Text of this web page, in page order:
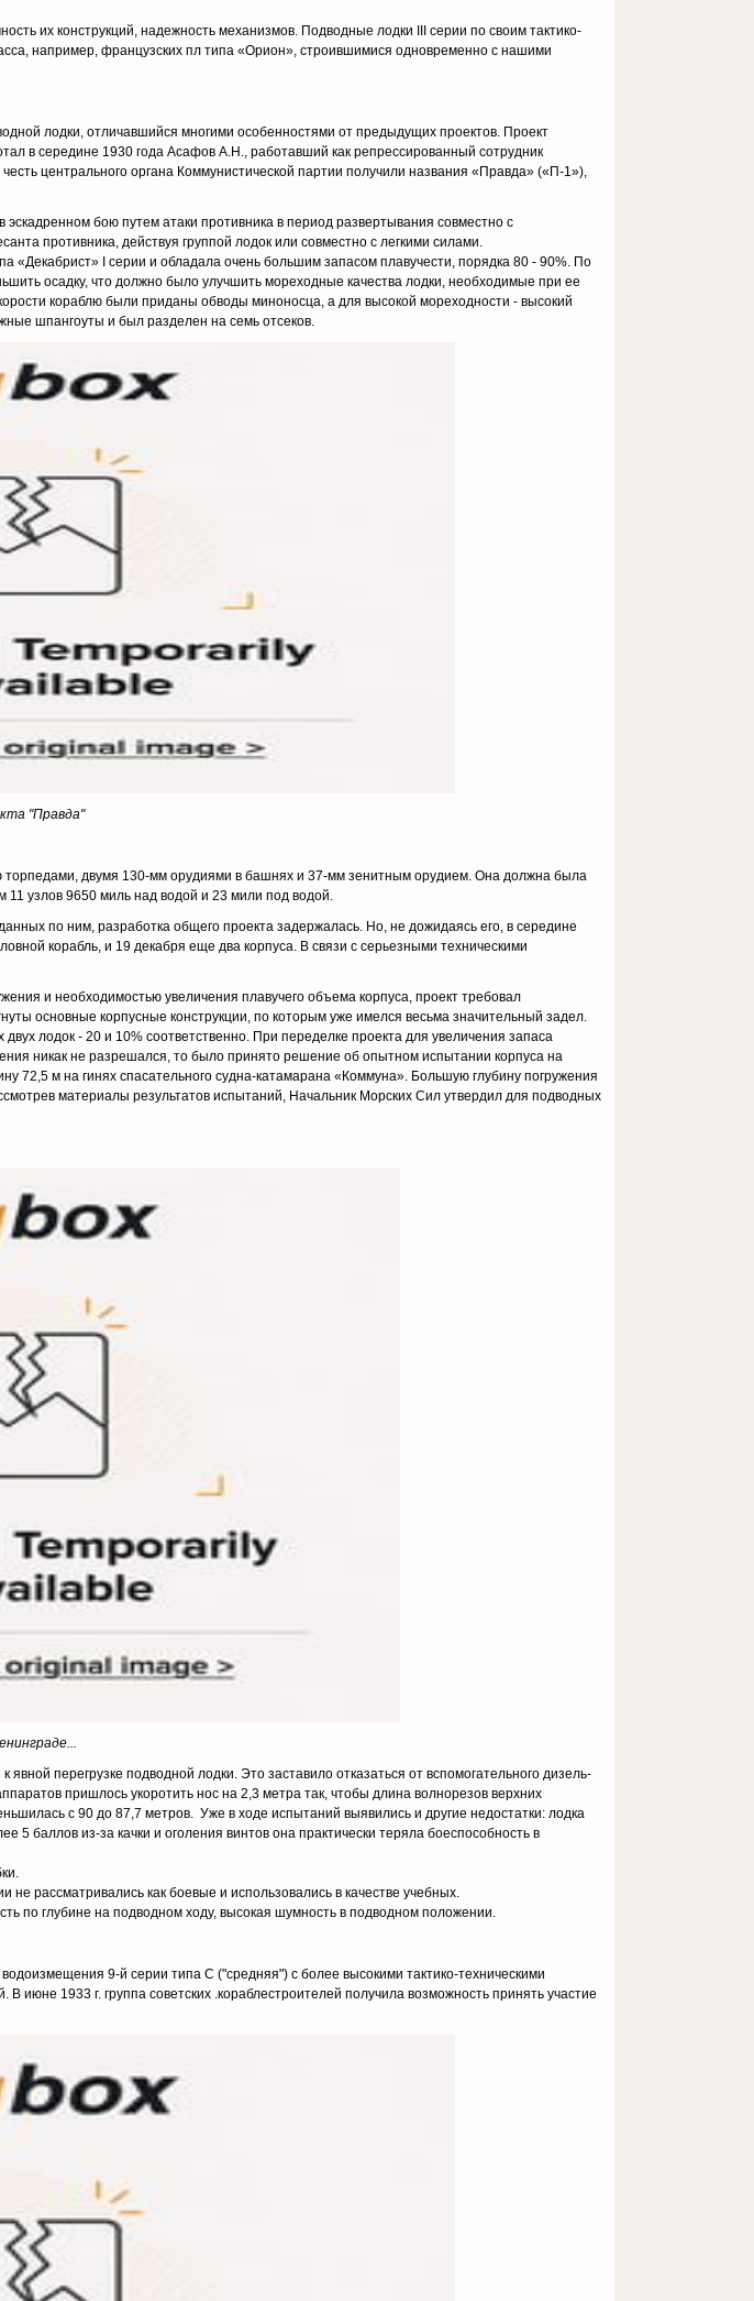
их конструкций, надежность механизмов. Подводные лодки III серии по своим тактико-
например, французских пл типа «Орион», строившимися одновременно с нашими
лодки, отличавшийся многими особенностями от предыдущих проектов. Проект
в середине 1930 года Асафов А.Н., работавший как репрессированный сотрудник
центрального органа Коммунистической партии получили названия «Правда» («П-1»),
бою путем атаки противника в период развертывания совместно с
противника, действуя группой лодок или совместно с легкими силами.
I серии и обладала очень большим запасом плавучести, порядка 80 - 90%. По
осадку, что должно было улучшить мореходные качества лодки, необходимые при ее
кораблю были приданы обводы миноносца, а для высокой мореходности - высокий
шпангоуты и был разделен на семь отсеков.
"Правда"
двумя 130-мм орудиями в башнях и 37-мм зенитным орудием. Она должна была
11 узлов 9650 миль над водой и 23 мили под водой.
по ним, разработка общего проекта задержалась. Но, не дожидаясь его, в середине
корабль, и 19 декабря еще два корпуса. В связи с серьезными техническими
и необходимостью увеличения плавучего объема корпуса, проект требовал
основные корпусные конструкции, по которым уже имелся весьма значительный задел.
лодок - 20 и 10% соответственно. При переделке проекта для увеличения запаса
никак не разрешался, то было принято решение об опытном испытании корпуса на
72,5 м на гинях спасательного судна-катамарана «Коммуна». Большую глубину погружения
материалы результатов испытаний, Начальник Морских Сил утвердил для подводных
перегрузке подводной лодки. Это заставило отказаться от вспомогательного дизель-
пришлось укоротить нос на 2,3 метра так, чтобы длина волнорезов верхних
с 90 до 87,7 метров. Уже в ходе испытаний выявились и другие недостатки: лодка
5 баллов из-за качки и оголения винтов она практически теряла боеспособность в
рассматривались как боевые и использовались в качестве учебных.
по глубине на подводном ходу, высокая шумность в подводном положении.
9-й серии типа С ("средняя") с более высокими тактико-техническими
1933 г. группа советских .кораблестроителей получила возможность принять участие